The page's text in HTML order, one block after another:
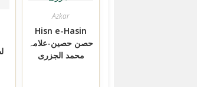
Azkar
Hisn e-Hasin
حصن حصین-علامہ
محمد الجزری